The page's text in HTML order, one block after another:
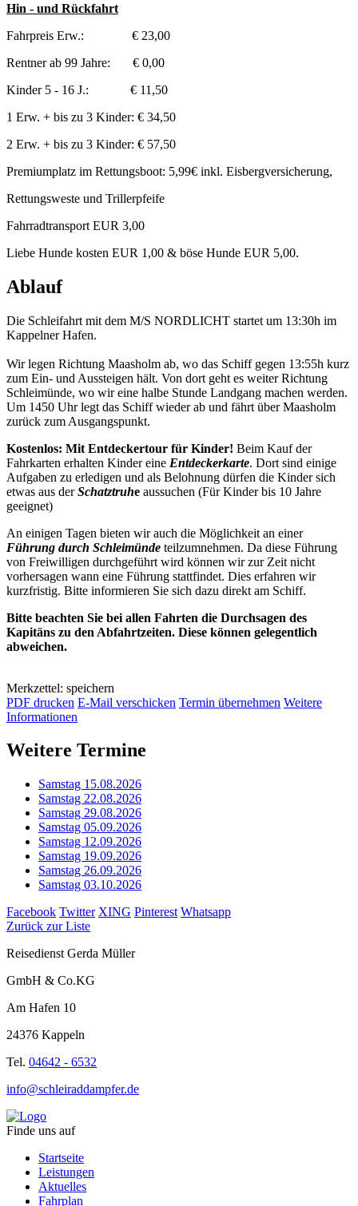
Hin - und Rückfahrt
Fahrpreis Erw.: € 23,00
Rentner ab 99 Jahre: € 0,00
Kinder 5 - 16 J.: € 11,50
1 Erw. + bis zu 3 Kinder: € 34,50
2 Erw. + bis zu 3 Kinder: € 57,50
Premiumplatz im Rettungsboot: 5,99€ inkl. Eisbergversicherung,
Rettungsweste und Trillerpfeife
Fahrradtransport EUR 3,00
Liebe Hunde kosten EUR 1,00 & böse Hunde EUR 5,00.
Ablauf
Die Schleifahrt mit dem M/S NORDLICHT startet um 13:30h im
Kappelner Hafen.
Wir legen Richtung Maasholm ab, wo das Schiff gegen 13:55h kurz
zum Ein- und Aussteigen hält. Von dort geht es weiter Richtung
Schleimünde, wo wir eine halbe Stunde Landgang machen werden.
Um 1450 Uhr legt das Schiff wieder ab und fährt über Maasholm
zurück zum Ausgangspunkt.
Kostenlos: Mit Entdeckertour für Kinder! Beim Kauf der
Fahrkarten erhalten Kinder eine Entdeckerkarte. Dort sind einige
Aufgaben zu erledigen und als Belohnung dürfen die Kinder sich
etwas aus der Schatztruhe aussuchen (Für Kinder bis 10 Jahre
geeignet)
An einigen Tagen bieten wir auch die Möglichkeit an einer
Führung durch Schleimünde teilzumnehmen. Da diese Führung
von Freiwilligen durchgeführt wird können wir zur Zeit nicht
vorhersagen wann eine Führung stattfindet. Dies erfahren wir
kurzfristig. Bitte informieren Sie sich dazu direkt am Schiff.
Bitte beachten Sie bei allen Fahrten die Durchsagen des
Kapitäns zu den Abfahrtzeiten. Diese können gelegentlich
abweichen.
Merkzettel: speichern
PDF drucken E-Mail verschicken Termin übernehmen Weitere
Informationen
Weitere Termine
Samstag 15.08.2026
Samstag 22.08.2026
Samstag 29.08.2026
Samstag 05.09.2026
Samstag 12.09.2026
Samstag 19.09.2026
Samstag 26.09.2026
Samstag 03.10.2026
Facebook Twitter XING Pinterest Whatsapp
Zurück zur Liste
Reisedienst Gerda Müller
GmbH & Co.KG
Am Hafen 10
24376 Kappeln
Tel. 04642 - 6532
info@schleiraddampfer.de
Finde uns auf
Startseite
Leistungen
Aktuelles
Fahrplan